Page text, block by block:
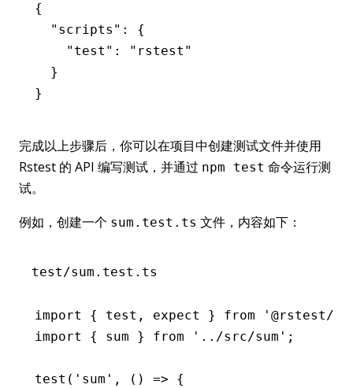
{
  "scripts"
:
{
    "test"
:
"rstest"
  }
}
完成以上步骤后，你可以在项目中创建测试文件并使用
Rstest 的 API 编写测试，并通过 npm test 命令运行测
试。
例如，创建一个 sum.test.ts 文件，内容如下：
test/sum.test.ts
import { test , expect } from '@rstest/
import
{ sum } from '../src/sum' ;
test ( 'sum' , () => {